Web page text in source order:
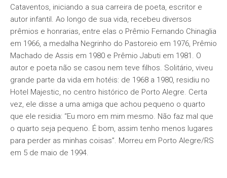
Cataventos, iniciando a sua carreira de poeta, escritor e
autor infantil. Ao longo de sua vida, recebeu diversos
prêmios e honrarias, entre elas o Prêmio Fernando Chinaglia
em 1966, a medalha Negrinho do Pastoreio em 1976, Prêmio
Machado de Assis em 1980 e Prêmio Jabuti em 1981. O
autor e poeta não se casou nem teve filhos. Solitário, viveu
grande parte da vida em hotéis: de 1968 a 1980, residiu no
Hotel Majestic, no centro histórico de Porto Alegre. Certa
vez, ele disse a uma amiga que achou pequeno o quarto
que ele residia: “Eu moro em mim mesmo. Não faz mal que
o quarto seja pequeno. É bom, assim tenho menos lugares
para perder as minhas coisas”. Morreu em Porto Alegre/RS
em 5 de maio de 1994.